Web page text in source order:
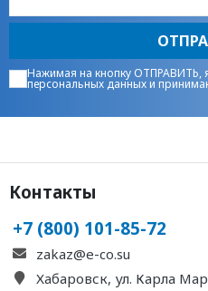
Нажимая на кнопку ОТПРАВИТЬ,
персональных данныхи
Контакты
+7 (800) 101-85-72
zakaz@e-co.su
Хабаровск, ул. Карла